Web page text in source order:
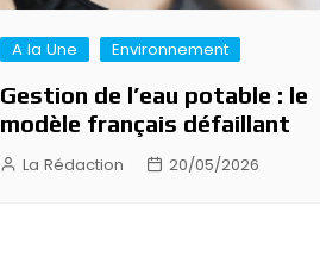
A la Une Environnement
Gestion de l’eau potable : le
modèle français défaillant
La Rédaction 20/05/2026